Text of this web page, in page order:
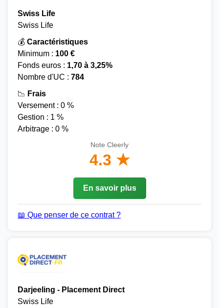
Swiss Life
Swiss Life
💰 Caractéristiques
Minimum : 100 €
Fonds euros : 1,70 à 3,25%
Nombre d'UC : 784
📉 Frais
Versement : 0 %
Gestion : 1 %
Arbitrage : 0 %
Note Cleerly
4.3 ★
En savoir plus
📖 Que penser de ce contrat ?
Darjeeling - Placement Direct
Swiss Life